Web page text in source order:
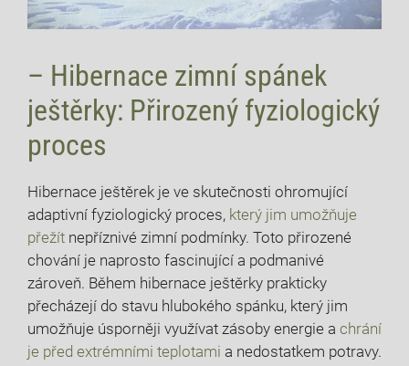
– Hibernace zimní spánek
ještěrky: Přirozený fyziologický
proces
Hibernace ještěrek je ve skutečnosti ohromující
adaptivní fyziologický proces, který jim umožňuje
přežít nepříznivé zimní podmínky. Toto přirozené
chování je naprosto fascinující a podmanivé
zároveň. Během hibernace ještěrky prakticky
přecházejí do stavu hlubokého spánku, který jim
umožňuje úsporněji využívat zásoby energie a chrání
je před extrémními teplotami a nedostatkem potravy.